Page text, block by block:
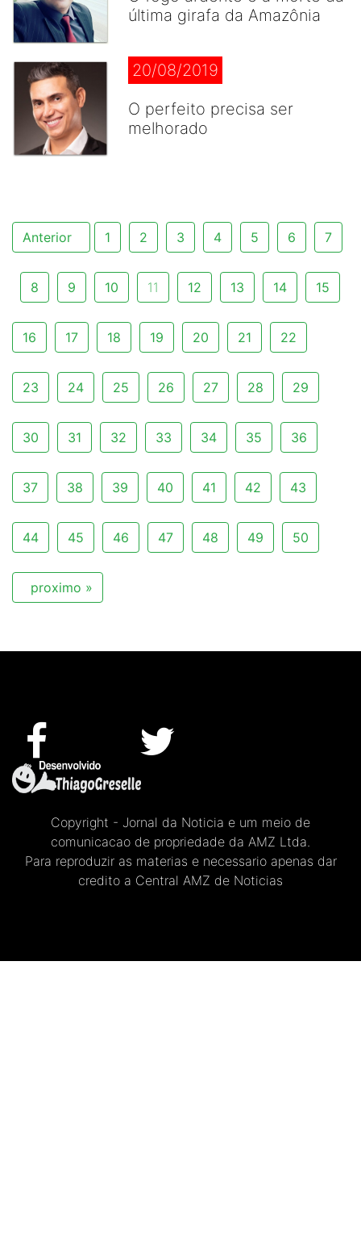
última girafa da Amazônia
20/08/2019
O perfeito precisa ser
melhorado
Anterior 1 2 3 4 5 6 7
8 9 10 11 12 13 14 15
16 17 18 19 20 21 22
23 24 25 26 27 28 29
30 31 32 33 34 35 36
37 38 39 40 41 42 43
44 45 46 47 48 49 50
proximo »
Copyright - Jornal da Noticia e um meio de
comunicacao de propriedade da AMZ Ltda.
Para reproduzir as materias e necessario apenas dar
credito a Central AMZ de Noticias